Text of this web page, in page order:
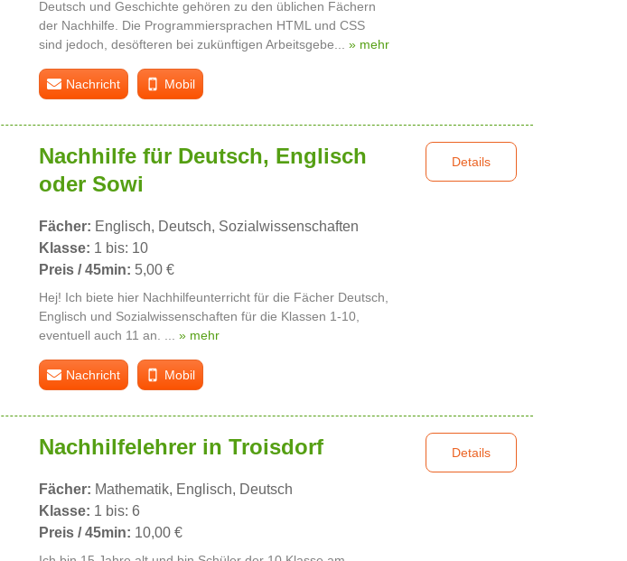
Deutsch und Geschichte gehören zu den üblichen Fächern
der Nachhilfe. Die Programmiersprachen HTML und CSS
sind jedoch, desöfteren bei zukünftigen Arbeitsgebe... » mehr
Nachricht Mobil
Nachhilfe für Deutsch, Englisch
oder Sowi
Fächer: Englisch, Deutsch, Sozialwissenschaften
Klasse: 1 bis: 10
Preis / 45min: 5,00 €
Hej! Ich biete hier Nachhilfeunterricht für die Fächer Deutsch,
Englisch und Sozialwissenschaften für die Klassen 1-10,
eventuell auch 11 an. ... » mehr
Details
Nachricht Mobil
Nachhilfelehrer in Troisdorf
Fächer: Mathematik, Englisch, Deutsch
Klasse: 1 bis: 6
Preis / 45min: 10,00 €
Details